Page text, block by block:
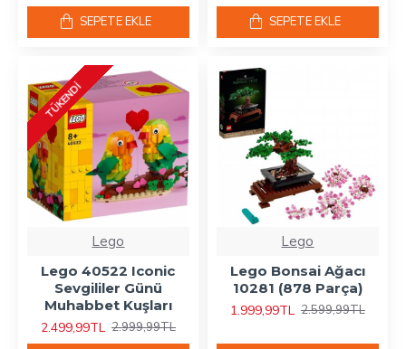
SEPETE EKLE
SEPETE EKLE
TÜKENDI
Lego
Lego 40522 Iconic
Sevgililer Günü
Muhabbet Kuşları
2.499,99TL 2.999,99TL
Lego
Lego Bonsai Ağacı
10281 (878 Parça)
1.999,99TL 2.599,99TL